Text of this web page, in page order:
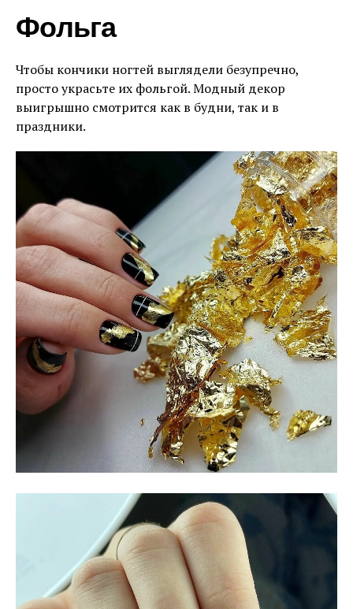
Фольга
Чтобы кончики ногтей выглядели безупречно,
просто украсьте их фольгой. Модный декор
выигрышно смотрится как в будни, так и в
праздники.